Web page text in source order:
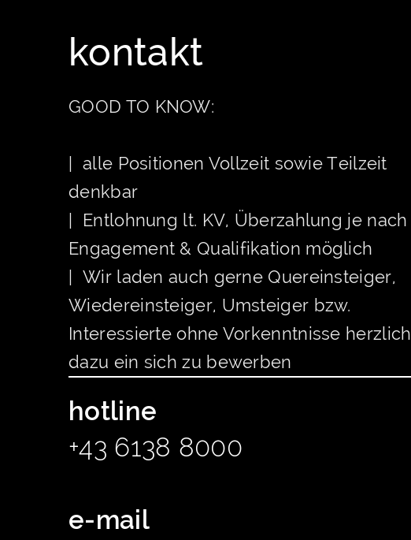
kontakt
GOOD TO KNOW:
| alle Positionen Vollzeit sowie Teilzeit
denkbar
| Entlohnung lt. KV, Überzahlung je nach
Engagement & Qualifikation möglich
| Wir laden auch gerne Quereinsteiger,
Wiedereinsteiger, Umsteiger bzw.
Interessierte ohne Vorkenntnisse herzlich
dazu ein sich zu bewerben
hotline
+43 6138 8000
e-mail